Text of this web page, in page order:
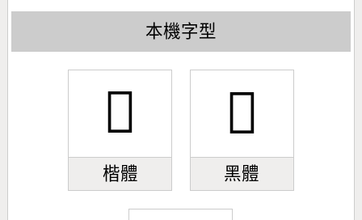
本機字型
󹚓
楷體
󹚓
黑體